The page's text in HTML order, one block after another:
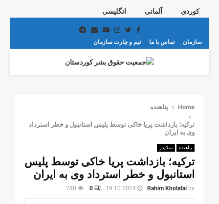
کوردی آلمانی انگلیسی
Facebook
Twitter
Instagram
Youtube
Email
Telegram
سازمان تماس با ما تیم و چارت سازمان
PRIMARY
Home پناهنده
ترکیه؛ بازداشت پریا خاکی توسط پلیس استانبول و خطر استرداد
وی به ایران
پناهنده سلایدر
ترکیه؛ بازداشت پریا خاکی توسط پلیس
استانبول و خطر استرداد وی به ایران
by
Rahim Kholafai
19.10.2024
0
780